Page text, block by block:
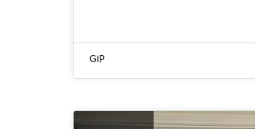
GIP